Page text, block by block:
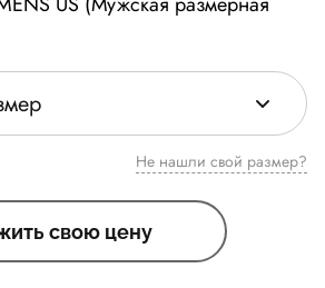
Не нашли свой размер?
свою цену